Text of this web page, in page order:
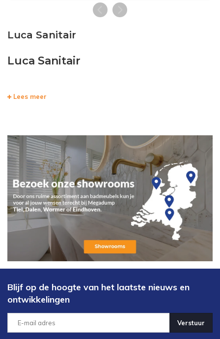
Luca Sanitair
Luca Sanitair
Lees meer
Blijf op de hoogte van het laatste nieuws en
ontwikkelingen
Verstuur